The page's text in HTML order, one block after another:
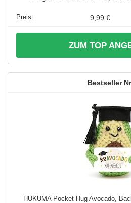
9,99 €
ZUM TOP
HUKUMA Pocket Hug Avocado,